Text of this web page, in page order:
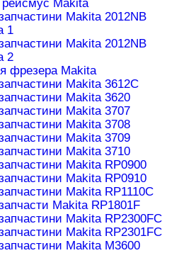
Makita
Makita 2012NB
1
Makita 2012NB
2
фрезера Makita
Makita 3612C
Makita 3620
Makita 3707
Makita 3708
Makita 3709
Makita 3710
Makita RP0900
Makita RP0910
Makita RP1110C
Makita RP1801F
Makita RP2300FC
Makita RP2301FC
Makita M3600